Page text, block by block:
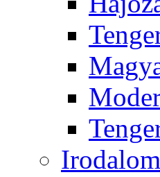
Irodalom